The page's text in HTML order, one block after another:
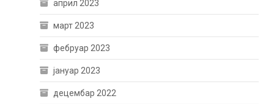
април 2023
март 2023
фебруар 2023
јануар 2023
децембар 2022